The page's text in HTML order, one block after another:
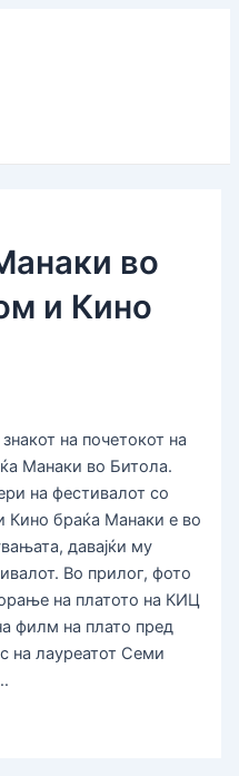
во
и Кино
на почетокот на
Манаки во Битола.
на фестивалот со
Кино браќа Манаки е во
давајќи му
Во прилог, фото
на платото на КИЦ
филм на плато пред
на лауреатот Семи